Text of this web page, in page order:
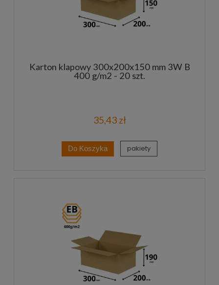
Karton klapowy 300x200x150 mm 3W B
400 g/m2 - 20 szt.
35,43 zł
Do Koszyka pakiety